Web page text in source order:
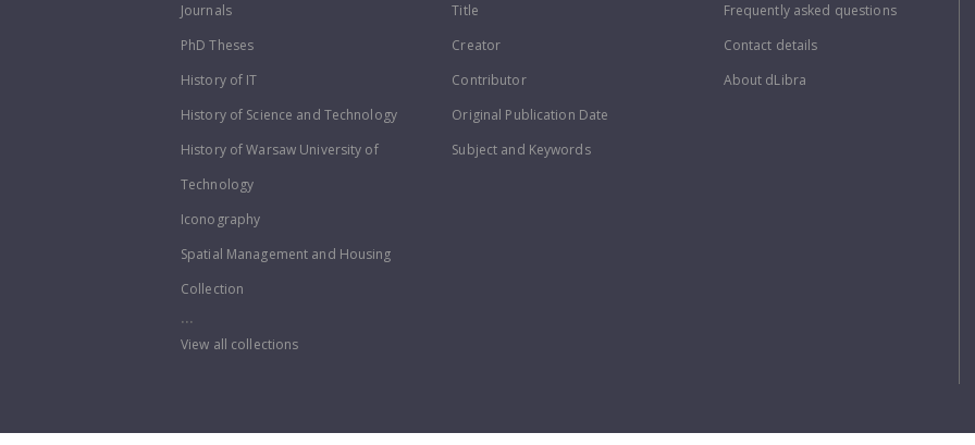
Journals
PhD Theses
History of IT
History of Science and Technology
History of Warsaw University of
Technology
Iconography
Spatial Management and Housing
Collection
...
View all collections
Title
Creator
Contributor
Original Publication Date
Subject and Keywords
Frequently asked questions
Contact details
About dLibra